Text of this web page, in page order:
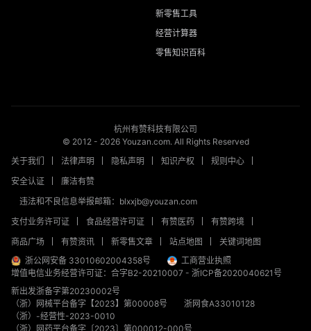
新零售工具
经营计算器
零售知识百科
杭州有赞科技有限公司
© 2012 - 2026Youzan.com. All Rights Reserved
关于我们
法律声明 隐私声明 知识产权
规则中心
安全认证
廉洁有赞
违法和不良信息举报邮箱：blxxjb@youzan.com
支付业务许可证
食品经营许可证 有赞医药
有赞跨境
商品广场
有赞资讯 新零售文章 站点地图
关键词地图
浙公网安备 33010602004358号
工商营业执照
增值电信业务经营许可证：合字B2-20210007 - 浙ICP备2020040621号
新出发浙备字第20230002号
（浙）网械平台备字【2023】第00008号
浙网食A33010128
（浙）-经营性-2023-0010
（浙）网药平台备字〔2023〕第000012-000号